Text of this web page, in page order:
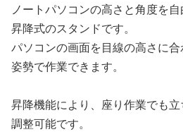
ノートパソコンの高さと角度を
昇降式のスタンドです。
パソコンの画面を目線の高さに
姿勢で作業できます。
昇降機能により、座り作業でも
調整可能です。